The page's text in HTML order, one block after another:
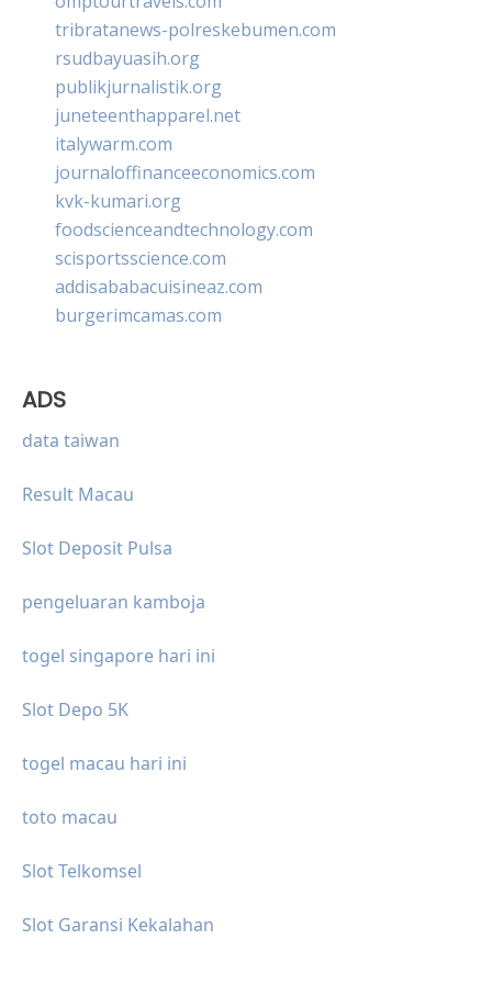
tribratanews-polreskebumen.com
rsudbayuasih.org
publikjurnalistik.org
juneteenthapparel.net
italywarm.com
journaloffinanceeconomics.com
kvk-kumari.org
foodscienceandtechnology.com
scisportsscience.com
addisababacuisineaz.com
burgerimcamas.com
ADS
data taiwan
Result Macau
Slot Deposit Pulsa
pengeluaran kamboja
togel singapore hari ini
Slot Depo 5K
togel macau hari ini
toto macau
Slot Telkomsel
Slot Garansi Kekalahan